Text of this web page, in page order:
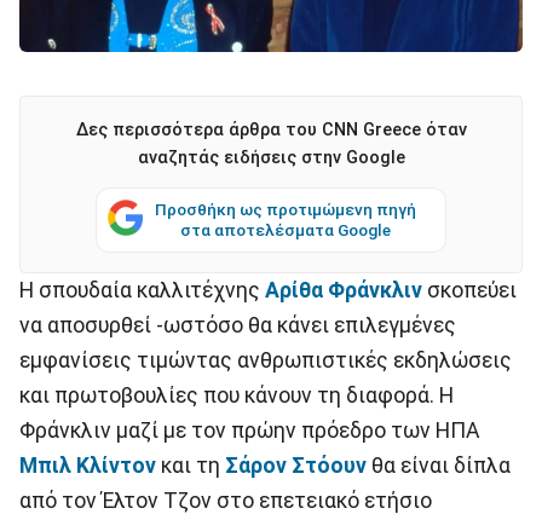
Δες περισσότερα άρθρα του CNN Greece όταν
αναζητάς ειδήσεις στην Google
Προσθήκη ως προτιμώμενη πηγή
στα αποτελέσματα Google
Η σπουδαία καλλιτέχνης Αρίθα Φράνκλιν σκοπεύει
να αποσυρθεί -ωστόσο θα κάνει επιλεγμένες
εμφανίσεις τιμώντας ανθρωπιστικές εκδηλώσεις
και πρωτοβουλίες που κάνουν τη διαφορά. Η
Φράνκλιν μαζί με τον πρώην πρόεδρο των ΗΠΑ
Μπιλ Κλίντον και τη Σάρον Στόουν θα είναι δίπλα
από τον Έλτον Τζον στο επετειακό ετήσιο